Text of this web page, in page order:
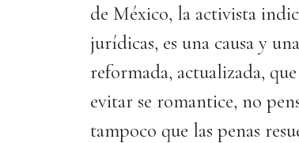
de México, la activista
jurídicas, es una causa y
reformada, actualizada,
evitar se romantice, no
tampoco que las penas